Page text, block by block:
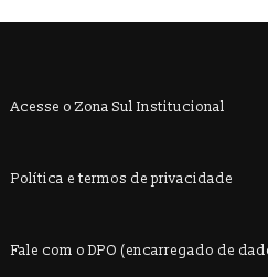
Acesse o Zona Sul Institucional
Política e termos de privacidade
Fale com o DPO (encarregado de